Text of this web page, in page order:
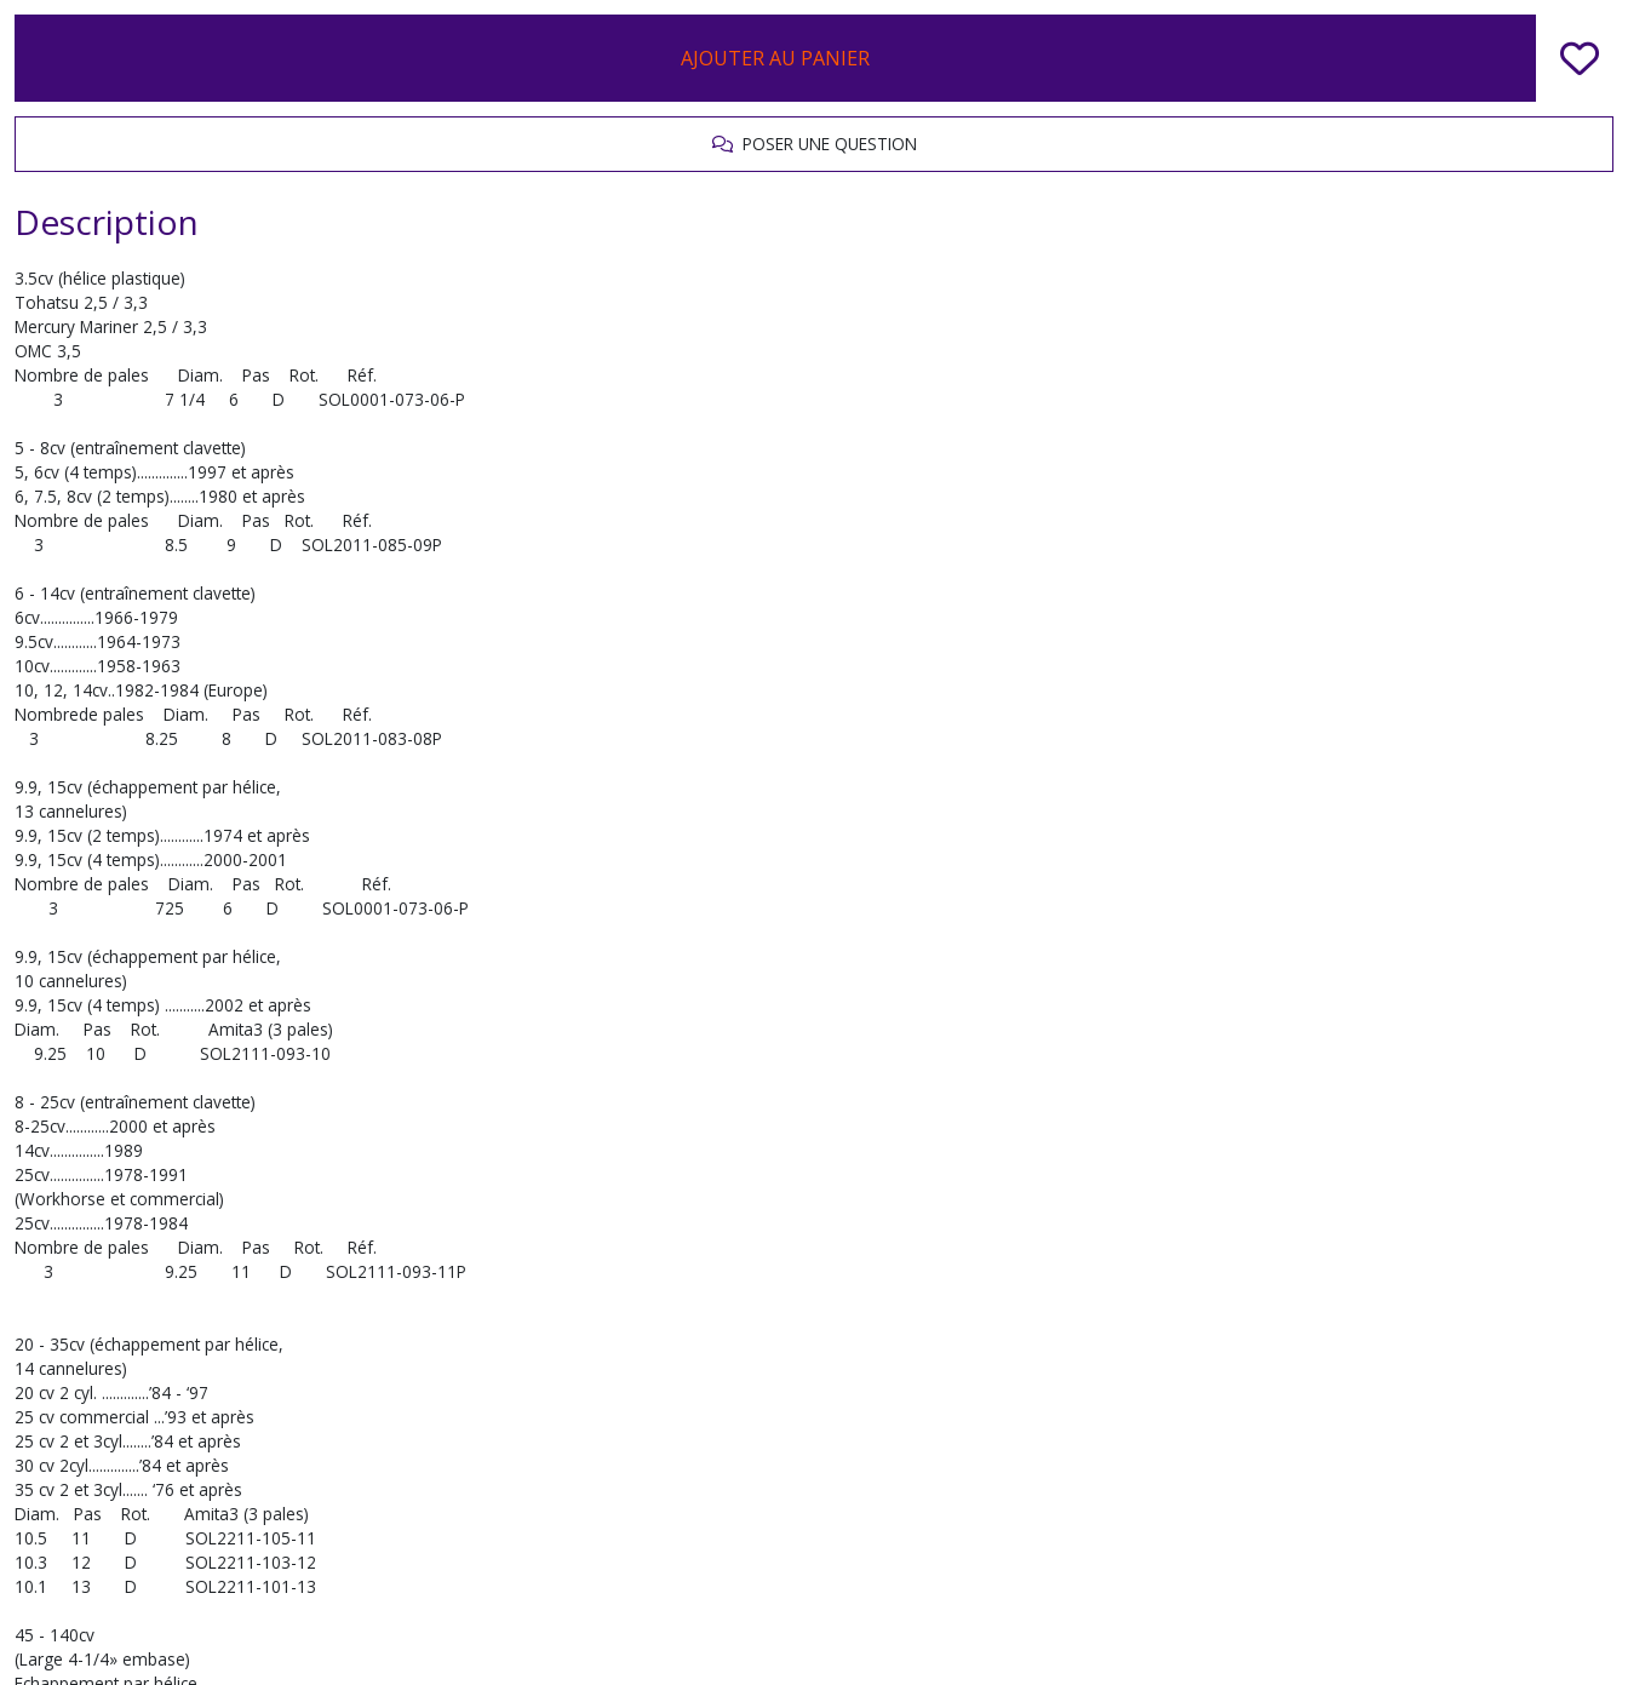
AJOUTER AU PANIER
POSER UNE QUESTION
Description
3.5cv (hélice plastique)
Tohatsu 2,5 / 3,3
Mercury Mariner 2,5 / 3,3
OMC 3,5
Nombre de pales Diam. Pas Rot. Réf.
3 7 1/4 6 D SOL0001-073-06-P
5 - 8cv (entraînement clavette)
5, 6cv (4 temps)..............1997 et après
6, 7.5, 8cv (2 temps)........1980 et après
Nombre de pales Diam. Pas Rot. Réf.
3 8.5 9 D SOL2011-085-09P
6 - 14cv (entraînement clavette)
6cv...............1966-1979
9.5cv............1964-1973
10cv.............1958-1963
10, 12, 14cv..1982-1984 (Europe)
Nombrede pales Diam. Pas Rot. Réf.
3 8.25 8 D SOL2011-083-08P
9.9, 15cv (échappement par hélice,
13 cannelures)
9.9, 15cv (2 temps)............1974 et après
9.9, 15cv (4 temps)............2000-2001
Nombre de pales Diam. Pas Rot. Réf.
3 725 6 D SOL0001-073-06-P
9.9, 15cv (échappement par hélice,
10 cannelures)
9.9, 15cv (4 temps) ...........2002 et après
Diam. Pas Rot. Amita3 (3 pales)
9.25 10 D SOL2111-093-10
8 - 25cv (entraînement clavette)
8-25cv............2000 et après
14cv...............1989
25cv...............1978-1991
(Workhorse et commercial)
25cv...............1978-1984
Nombre de pales Diam. Pas Rot. Réf.
3 9.25 11 D SOL2111-093-11P
20 - 35cv (échappement par hélice,
14 cannelures)
20 cv 2 cyl. .............’84 - ‘97
25 cv commercial ...’93 et après
25 cv 2 et 3cyl........’84 et après
30 cv 2cyl..............’84 et après
35 cv 2 et 3cyl....... ‘76 et après
Diam. Pas Rot. Amita3 (3 pales)
10.5 11 D SOL2211-105-11
10.3 12 D SOL2211-103-12
10.1 13 D SOL2211-101-13
45 - 140cv
(Large 4-1/4» embase)